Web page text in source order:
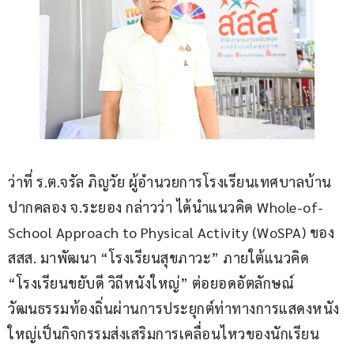
ว่าที่ ร.ต.จรัล ภิญวัย ผู้อำนวยการโรงเรียนเทศบาลบ้าน
ปากคลอง จ.ระยอง กล่าวว่า ได้นำแนวคิด Whole-of-
School Approach to Physical Activity (WoSPA) ของ
สสส. มาพัฒนา “โรงเรียนสุขภาวะ” ภายใต้แนวคิด
“โรงเรียนขยับดี วิถีหนังใหญ่” ต่อยอดอัตลักษณ์
วัฒนธรรมท้องถิ่นผ่านการประยุกต์ท่าทางการแสดงหนัง
ใหญ่เป็นกิจกรรมส่งเสริมการเคลื่อนไหวของนักเรียน